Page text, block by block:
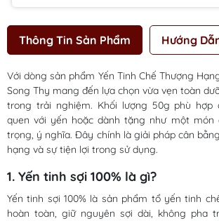
Thông Tin Sản Phẩm Hướng
Với dòng sản phẩm Yến Tinh Chế Thượng
Song Thy mang đến lựa chọn vừa vẹn toàn
trong trải nghiệm. Khối lượng 50g phù hợp
quen với yến hoặc dành tặng như một món
trọng, ý nghĩa. Đây chính là giải pháp cân
hạng và sự tiện lợi trong sử dụng.
1. Yến tinh sợi 100% là gì?
Yến tinh sợi 100% là sản phẩm tổ yến tinh
hoàn toàn, giữ nguyên sợi dài, không pha